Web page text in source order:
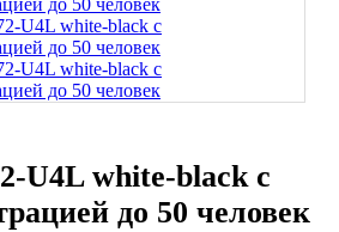
U4L white-black с
до 50 человек